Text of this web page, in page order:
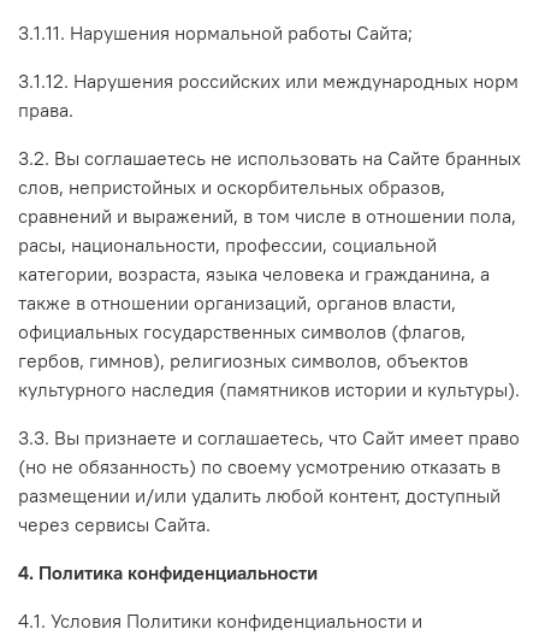
3.1.11. Нарушения нормальной работы Сайта;
3.1.12. Нарушения российских или международных норм
права.
3.2. Вы соглашаетесь не использовать на Сайте бранных
слов, непристойных и оскорбительных образов,
сравнений и выражений, в том числе в отношении пола,
расы, национальности, профессии, социальной
категории, возраста, языка человека и гражданина, а
также в отношении организаций, органов власти,
официальных государственных символов (флагов,
гербов, гимнов), религиозных символов, объектов
культурного наследия (памятников истории и культуры).
3.3. Вы признаете и соглашаетесь, что Сайт имеет право
(но не обязанность) по своему усмотрению отказать в
размещении и/или удалить любой контент, доступный
через сервисы Сайта.
4. Политика конфиденциальности
4.1. Условия Политики конфиденциальности и